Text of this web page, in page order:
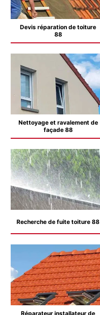
Devis réparation de toiture
88
Nettoyage et ravalement de
façade 88
Recherche de fuite toiture 88
Réparateur installateur de